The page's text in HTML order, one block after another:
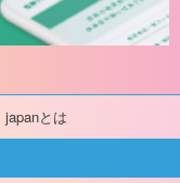
japanとは